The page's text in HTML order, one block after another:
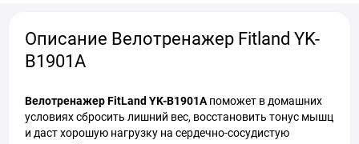
Описание Велотренажер Fitland YK-
B1901A
Велотренажер FitLand YK-B1901A поможет в домашних
условиях сбросить лишний вес, восстановить тонус мышц
и даст хорошую нагрузку на сердечно-сосудистую